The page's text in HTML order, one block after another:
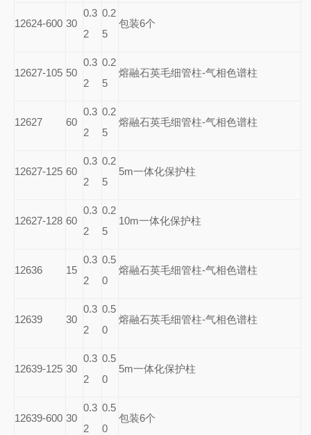
12624-600 30
0.3
2
0.2
5
包装6个
12627-105 50
0.3
2
0.2
5
熔融石英毛细管柱-气相色谱柱
12627 60
0.3
2
0.2
5
熔融石英毛细管柱-气相色谱柱
12627-125 60
0.3
2
0.2
5
5m一体化保护柱
12627-128 60
0.3
2
0.2
5
10m一体化保护柱
12636 15
0.3
2
0.5
0
熔融石英毛细管柱-气相色谱柱
12639 30
0.3
2
0.5
0
熔融石英毛细管柱-气相色谱柱
12639-125 30
0.3
2
0.5
0
5m一体化保护柱
12639-600 30
0.3
2
0.5
0
包装6个